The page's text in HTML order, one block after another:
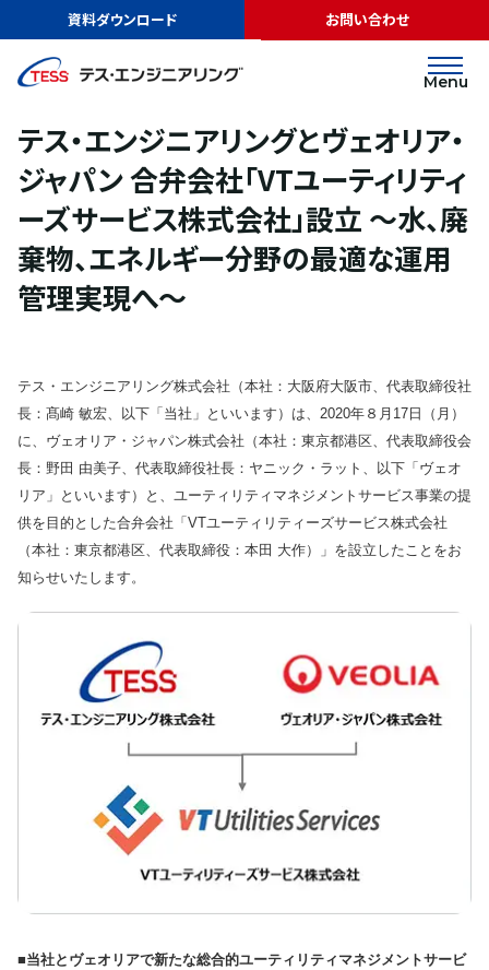
資料ダウンロード お問い合わせ
Menu
ニュース
テス・エンジニアリングとヴェオリア・ジャパン 合弁会社
「VTユーティリティーズサービス株式会社」設立 ～水、廃棄物、エネルギー分
野の最適な運用管理実現へ～
リリース
テス・エンジニアリングとヴェオリア・
ジャパン 合弁会社「VTユーティリティ
ーズサービス株式会社」設立 ～水、廃
棄物、エネルギー分野の最適な運用
管理実現へ～
テス・エンジニアリング株式会社（本社：大阪府大阪市、代表取締役社
長：髙崎 敏宏、以下「当社」といいます）は、2020年８月17日（月）
に、ヴェオリア・ジャパン株式会社（本社：東京都港区、代表取締役会
長：野田 由美子、代表取締役社長：ヤニック・ラット、以下「ヴェオ
リア」といいます）と、ユーティリティマネジメントサービス事業の提
供を目的とした合弁会社「VTユーティリティーズサービス株式会社
（本社：東京都港区、代表取締役：本田 大作）」を設立したことをお
知らせいたします。
■当社とヴェオリアで新たな総合的ユーティリティマネジメントサービ